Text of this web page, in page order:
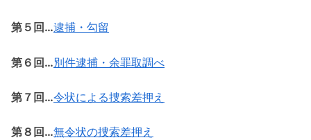
第５回…逮捕・勾留
第６回…別件逮捕・余罪取調べ
第７回…令状による捜索差押え
第８回…無令状の捜索差押え